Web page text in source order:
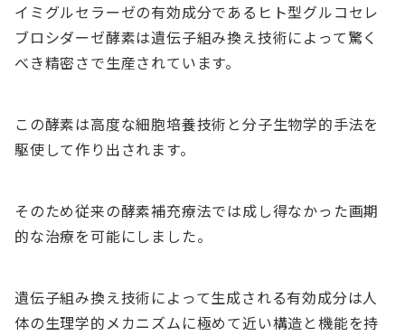
イミグルセラーゼの有効成分であるヒト型グルコセレ
ブロシダーゼ酵素は遺伝子組み換え技術によって驚く
べき精密さで生産されています。
この酵素は高度な細胞培養技術と分子生物学的手法を
駆使して作り出されます。
そのため従来の酵素補充療法では成し得なかった画期
的な治療を可能にしました。
遺伝子組み換え技術によって生成される有効成分は人
体の生理学的メカニズムに極めて近い構造と機能を持